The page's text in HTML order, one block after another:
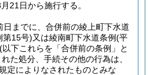
21日から施行する。
日までに、合併前の綾上町下水道
第15号)又は綾南町下水道条例(平
(以下これらを「合併前の条例」と
た処分、手続その他の行為は、
定によりなされたものとみな